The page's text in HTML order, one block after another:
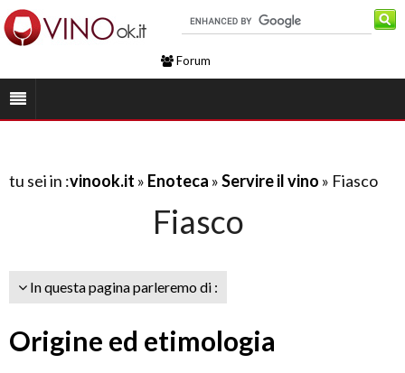
Forum
tu sei in :vinook.it » Enoteca »Servire il vino » Fiasco
Fiasco
In questa pagina parleremo di :
Origine ed etimologia